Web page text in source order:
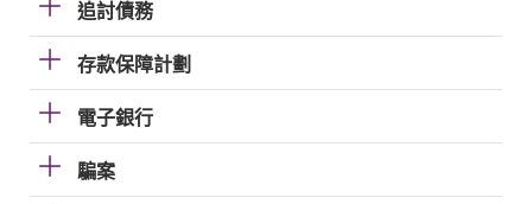
追討債務
存款保障計劃
電子銀行
騙案